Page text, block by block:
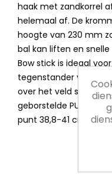
haak met zandkorrel
helemaal af. De
hoogte van 230 mm
bal kan liften en
Bow stick is ideaal
tegenstander voorbij
over het veld scoopt.
geborstelde PU grip,
punt 38,8-41 cm en